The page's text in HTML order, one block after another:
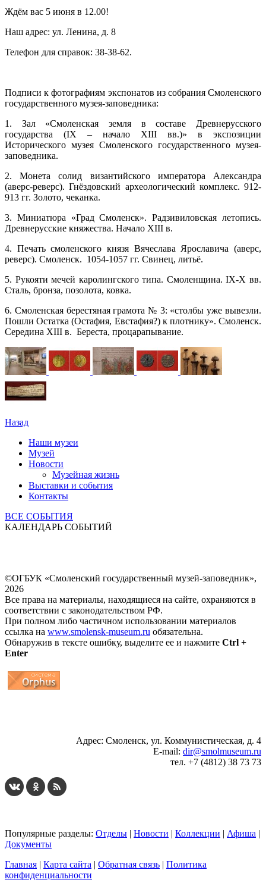
Ждём вас 5 июня в 12.00!
Наш адрес: ул. Ленина, д. 8
Телефон для справок: 38-38-62.
Подписи к фотографиям экспонатов из собрания Смоленского
государственного музея-заповедника:
1. Зал «Смоленская земля в составе Древнерусского
государства (IX – начало XIII вв.)» в экспозиции
Исторического музея Смоленского государственного музея-
заповедника.
2. Монета солид византийского императора Александра
(аверс-реверс). Гнёздовский археологический комплекс. 912-
913 гг. Золото, чеканка.
3. Миниатюра «Град Смоленск». Радзивиловская летопись.
Древнерусские княжества. Начало XIII в.
4. Печать смоленского князя Вячеслава Ярославича (аверс,
реверс). Смоленск. 1054-1057 гг. Свинец, литьё.
5. Рукояти мечей каролингского типа. Смоленщина. IX-X вв.
Сталь, бронза, позолота, ковка.
6. Смоленская берестяная грамота № 3: «столбы уже вывезли.
Пошли Остатка (Остафия, Евстафия?) к плотнику». Смоленск.
Середина XIII в. Береста, процарапывание.
Назад
Наши музеи
Музей
Новости
Музейная жизнь
Выставки и события
Контакты
ВСЕ СОБЫТИЯ
КАЛЕНДАРЬ СОБЫТИЙ
©ОГБУК «Смоленский государственный музей-заповедник»,
2026
Все права на материалы, находящиеся на сайте, охраняются в
соответствии с законодательством РФ.
При полном либо частичном использовании материалов
ссылка на www.smolensk-museum.ru обязательна.
Обнаружив в тексте ошибку, выделите ее и нажмите Ctrl +
Enter
Адрес: Смоленск, ул. Коммунистическая, д. 4
E-mail: dir@smolmuseum.ru
тел. +7 (4812) 38 73 73
Популярные разделы: Отделы | Новости | Коллекции | Афиша |
Документы
Главная | Карта сайта | Обратная связь | Политика
конфиденциальности